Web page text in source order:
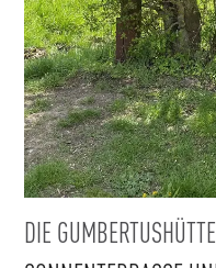
DIE GUMBERTUSHÜTTE